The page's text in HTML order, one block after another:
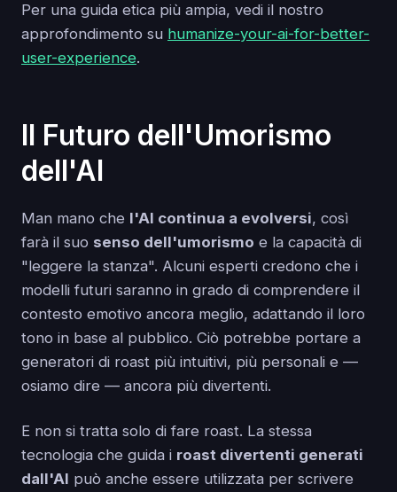
Per una guida etica più ampia, vedi il nostro
approfondimento su humanize-your-ai-for-better-
user-experience.
Il Futuro dell'Umorismo
dell'AI
Man mano che l'AI continua a evolversi, così
farà il suo senso dell'umorismo e la capacità di
"leggere la stanza". Alcuni esperti credono che i
modelli futuri saranno in grado di comprendere il
contesto emotivo ancora meglio, adattando il loro
tono in base al pubblico. Ciò potrebbe portare a
generatori di roast più intuitivi, più personali e —
osiamo dire — ancora più divertenti.
E non si tratta solo di fare roast. La stessa
tecnologia che guida i roast divertenti generati
dall'AI può anche essere utilizzata per scrivere